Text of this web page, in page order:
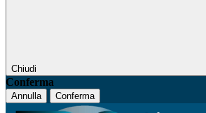
Chiudi
Conferma
Annulla Conferma